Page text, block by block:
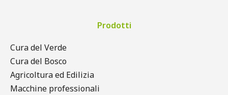
Prodotti
Cura del Verde
Cura del Bosco
Agricoltura ed Edilizia
Macchine professionali